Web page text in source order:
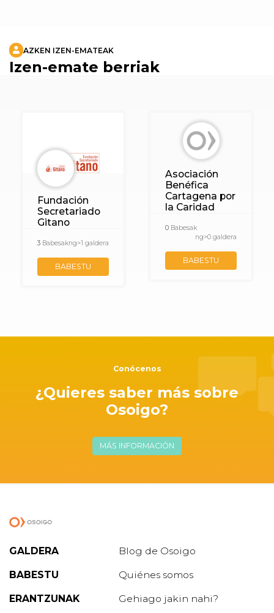
AZKEN IZEN-EMATEAK
Izen-emate berriak
Fundación
Secretariado
Gitano
3 Babesakng>1 galdera
BABESTU
Asociación
Benéfica
Cartagena por
la Caridad
0 Babesak
ng>0 galdera
BABESTU
Conócenos
¿Quieres saber más sobre
Osoigo?
MÁS INFORMACIÓN
GALDERA
BABESTU
ERANTZUNAK
Blog de Osoigo
Quiénes somos
Gehiago jakin nahi?